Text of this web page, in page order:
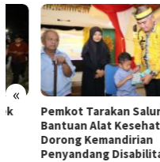
«
Pemkot Tarakan Salurkan
Bantuan Alat Kesehatan
Dorong Kemandirian
Penyandang Disabilitas